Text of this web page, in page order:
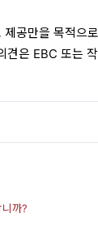
공만을 목적으
견은 EBC 또는
까?